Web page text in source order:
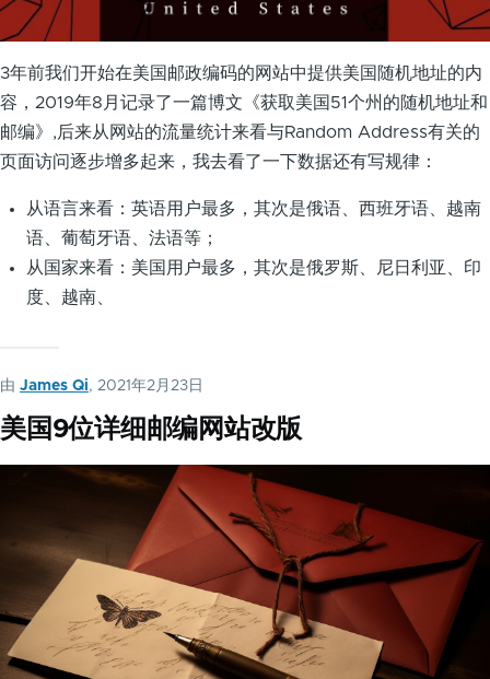
3年前我们开始在美国邮政编码的网站中提供美国随机地址的内
容，2019年8月记录了一篇博文《获取美国51个州的随机地址和
邮编》,后来从网站的流量统计来看与Random Address有关的
页面访问逐步增多起来，我去看了一下数据还有写规律：
从语言来看：英语用户最多，其次是俄语、西班牙语、越南
语、葡萄牙语、法语等；
从国家来看：美国用户最多，其次是俄罗斯、尼日利亚、印
度、越南、
由 James Qi, 2021年2月23日
美国9位详细邮编网站改版